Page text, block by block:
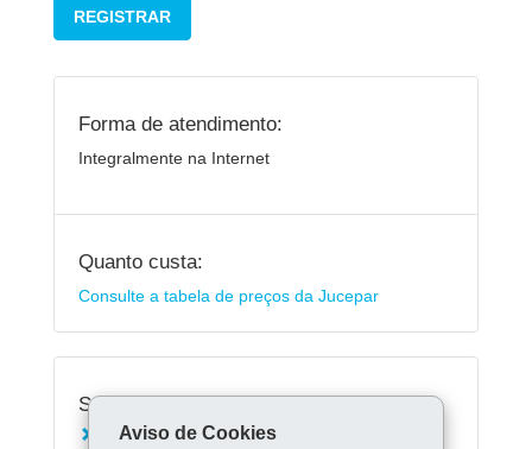
REGISTRAR
Forma de atendimento:
Integralmente na Internet
Quanto custa:
Consulte a tabela de preços da Jucepar
Serviços Relacionados:
Transformar Empresa S/A para LTDA
Aviso de Cookies